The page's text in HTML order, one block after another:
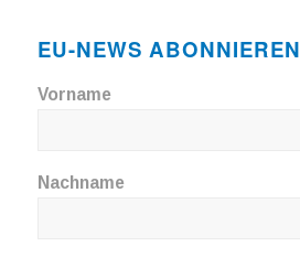
EU-NEWS ABONNIEREN
Vorname
Nachname